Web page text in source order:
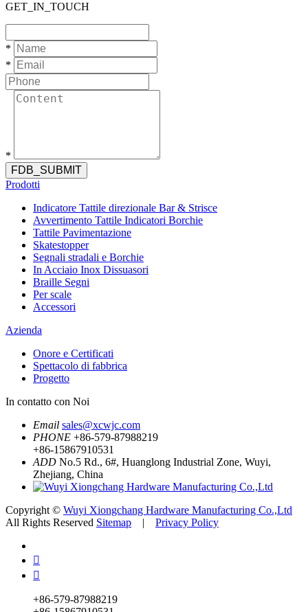
GET_IN_TOUCH
*
*
*
FDB_SUBMIT
Prodotti
Indicatore Tattile direzionale Bar & Strisce
Avvertimento Tattile Indicatori Borchie
Tattile Pavimentazione
Skatestopper
Segnali stradali e Borchie
In Acciaio Inox Dissuasori
Braille Segni
Per scale
Accessori
Azienda
Onore e Certificati
Spettacolo di fabbrica
Progetto
In contatto con Noi
Email sales@xcwjc.com
PHONE +86-579-87988219
+86-15867910531
ADD No.5 Rd., 6#, Huanglong Industrial Zone, Wuyi,
Zhejiang, China
Copyright © Wuyi Xiongchang Hardware Manufacturing Co.,Ltd
All Rights Reserved Sitemap | Privacy Policy


+86-579-87988219